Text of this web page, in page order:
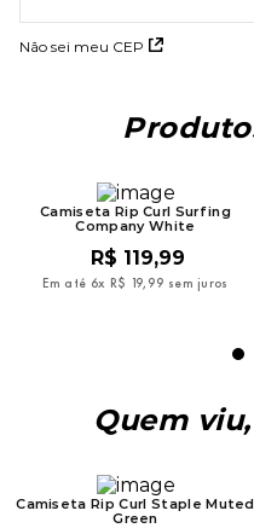
Não sei meu CEP
Camiseta Rip Curl Surfing
Company White
R$ 119,99
Em até 6x R$ 19, 99 sem juros
Quem
Camiseta Rip Curl Staple Muted
Green